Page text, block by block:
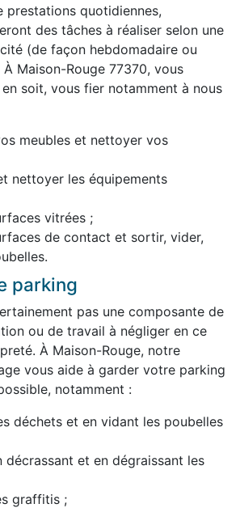
prestations quotidiennes,
des tâches à réaliser selon une
(de façon hebdomadaire ou
À Maison-Rouge 77370, vous
soit, vous fier notamment à nous
meubles et nettoyer vos
nettoyer les équipements
vitrées ;
de contact et sortir, vider,
parking
pas une composante de
ou de travail à négliger en ce
À Maison-Rouge, notre
vous aide à garder votre parking
notamment :
déchets et en vidant les poubelles
décrassant et en dégraissant les
graffitis ;